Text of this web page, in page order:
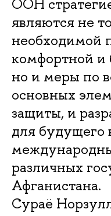
ООН
являются не
необходимой
комфортной и
но и меры по
основных
защиты, и
для будущего
различных
Афганистана.
Сураё